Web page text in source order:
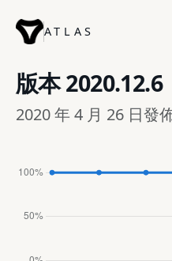
ATLAS
版本2020.12.6
2020 年 4 月 26 日發